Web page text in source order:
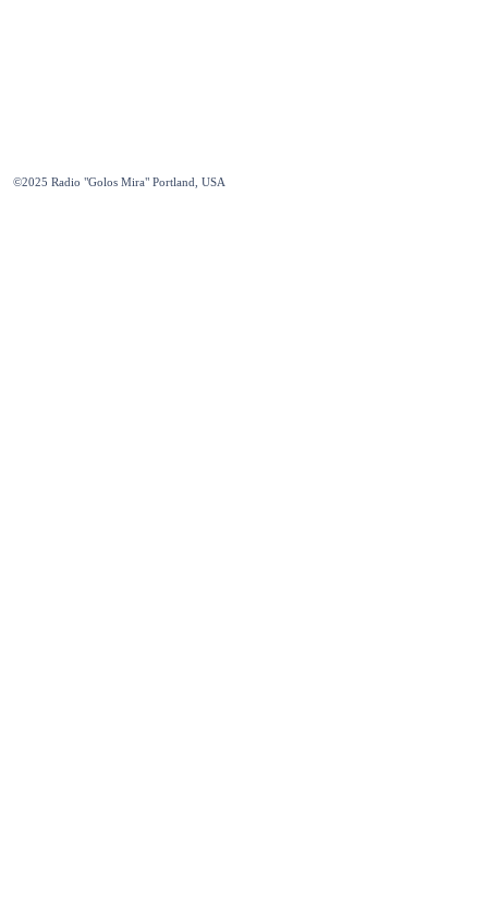
©2025 Radio "Golos Mira" Portland, USA